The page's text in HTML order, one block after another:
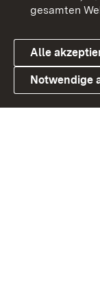
Link zum
Datenschutz
gesamten
Alle
Notwendige